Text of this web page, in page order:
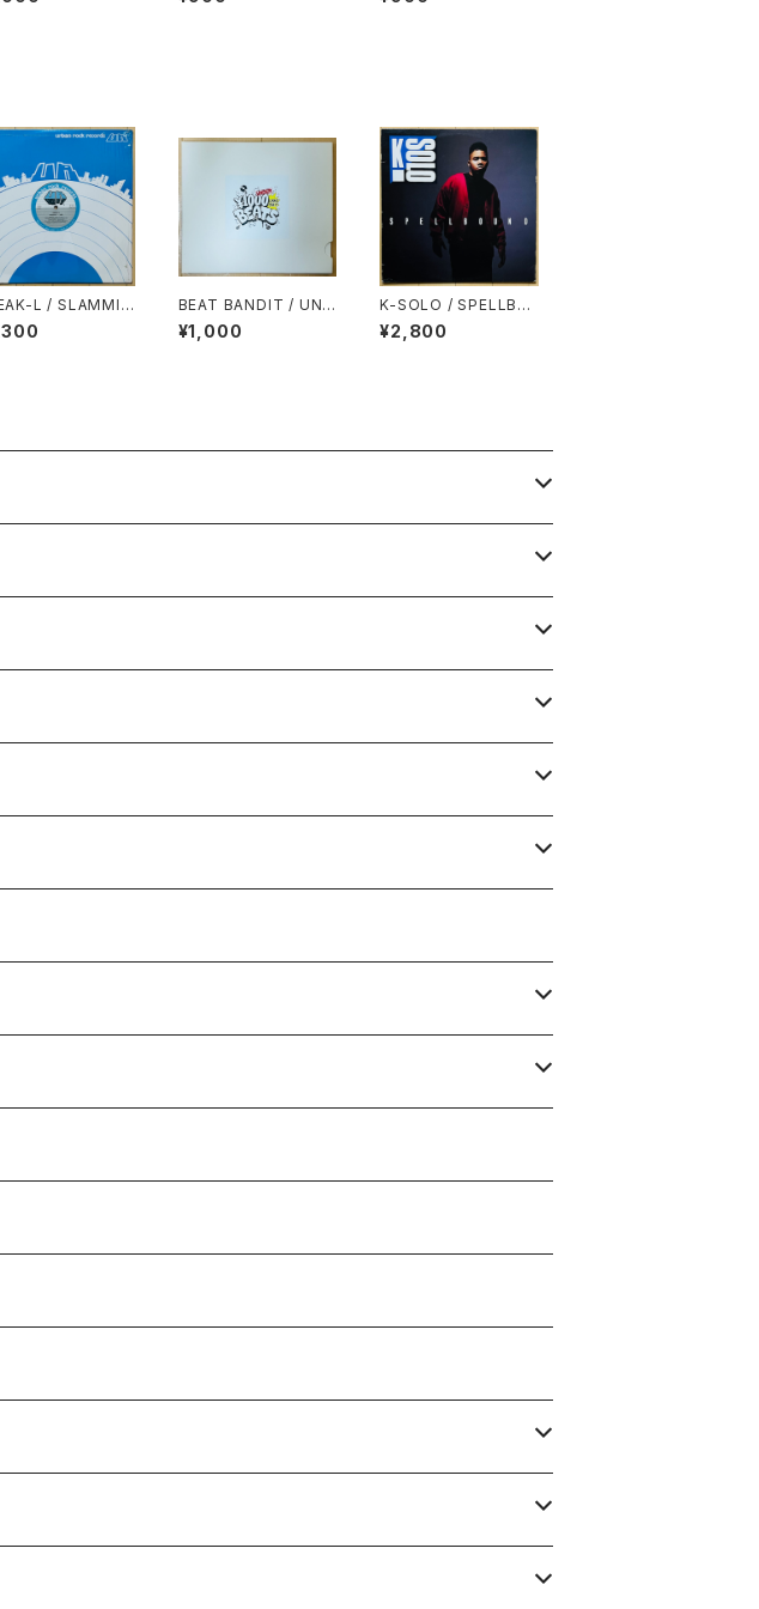
HT
L / SLAMMI
BEAT BANDIT / UND
ER 1000YEN BEATS
(60 MINUTES OF C
¥1,000
K-SOLO / SPELLBO
UND
¥2,800